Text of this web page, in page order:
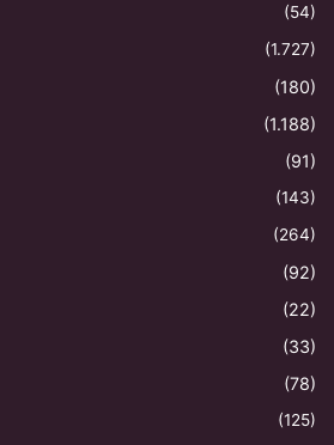
(54)
(1.727)
(180)
(1.188)
(91)
(143)
(264)
(92)
(22)
(33)
(78)
(125)